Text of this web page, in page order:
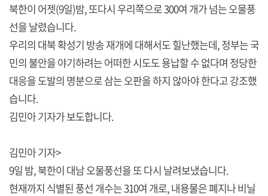
북한이 어젯(9일)밤, 또다시 우리쪽으로 300여 개가 넘는 오물풍
선을 날렸습니다.
우리의 대북 확성기 방송 재개에 대해서도 힐난했는데, 정부는 국
민의 불안을 야기하려는 어떠한 시도도 용납할 수 없다며 정당한
대응을 도발의 명분으로 삼는 오판을 하지 않아야 한다고 강조했
습니다.
김민아 기자가 보도합니다.
김민아 기자>
9일 밤, 북한이 대남 오물풍선을 또 다시 날려보냈습니다.
현재까지 식별된 풍선 개수는 310여 개로, 내용물은 폐지나 비닐